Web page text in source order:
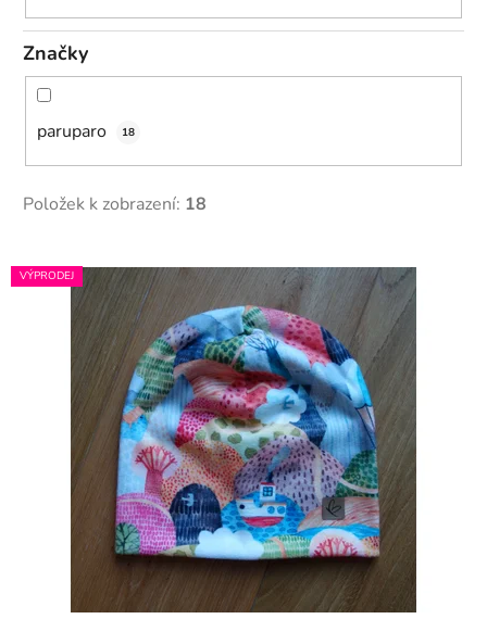
ůZnačky
paruparo 18
Položek k zobrazení: 18
V
ý
VÝPRODEJ